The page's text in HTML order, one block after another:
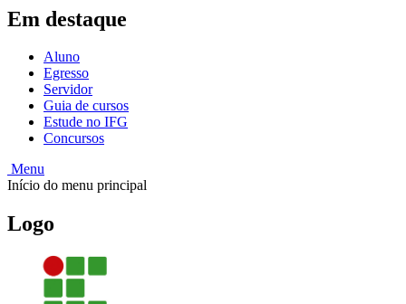
Em destaque
Aluno
Egresso
Servidor
Guia de cursos
Estude no IFG
Concursos
Menu
Início do menu principal
Logo